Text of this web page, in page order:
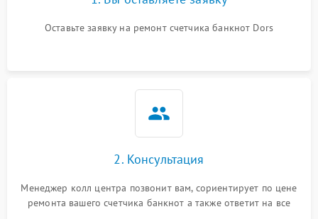
Оставьте заявку на ремонт счетчика банкнот Dors
2. Консультация
Менеджер колл центра позвонит вам, сориентирует по цене
ремонта вашего счетчика банкнот а также ответит на все